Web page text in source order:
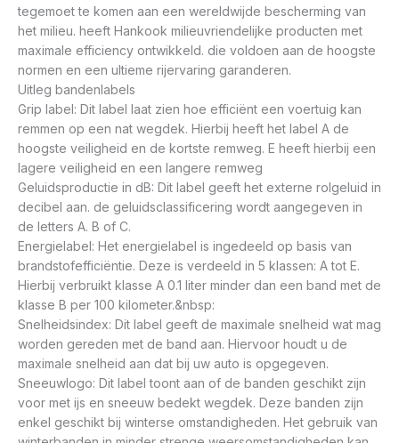
tegemoet te komen aan een wereldwijde bescherming van
het milieu. heeft Hankook milieuvriendelijke producten met
maximale efficiency ontwikkeld. die voldoen aan de hoogste
normen en een ultieme rijervaring garanderen.
Uitleg bandenlabels
Grip label: Dit label laat zien hoe efficiënt een voertuig kan
remmen op een nat wegdek. Hierbij heeft het label A de
hoogste veiligheid en de kortste remweg. E heeft hierbij een
lagere veiligheid en een langere remweg
Geluidsproductie in dB: Dit label geeft het externe rolgeluid in
decibel aan. de geluidsclassificering wordt aangegeven in
de letters A. B of C.
Energielabel: Het energielabel is ingedeeld op basis van
brandstofefficiëntie. Deze is verdeeld in 5 klassen: A tot E.
Hierbij verbruikt klasse A 0.1 liter minder dan een band met de
klasse B per 100 kilometer.&nbsp:
Snelheidsindex: Dit label geeft de maximale snelheid wat mag
worden gereden met de band aan. Hiervoor houdt u de
maximale snelheid aan dat bij uw auto is opgegeven.
Sneeuwlogo: Dit label toont aan of de banden geschikt zijn
voor met ijs en sneeuw bedekt wegdek. Deze banden zijn
enkel geschikt bij winterse omstandigheden. Het gebruik van